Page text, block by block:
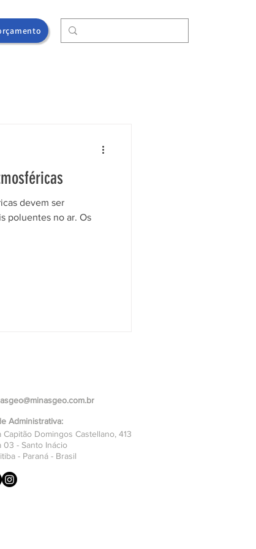
devem ser
poluentes no ar. Os
Administrativa:
Capitão Domingos Castellano, 413
03 - Santo Inácio
- Paraná - Brasil